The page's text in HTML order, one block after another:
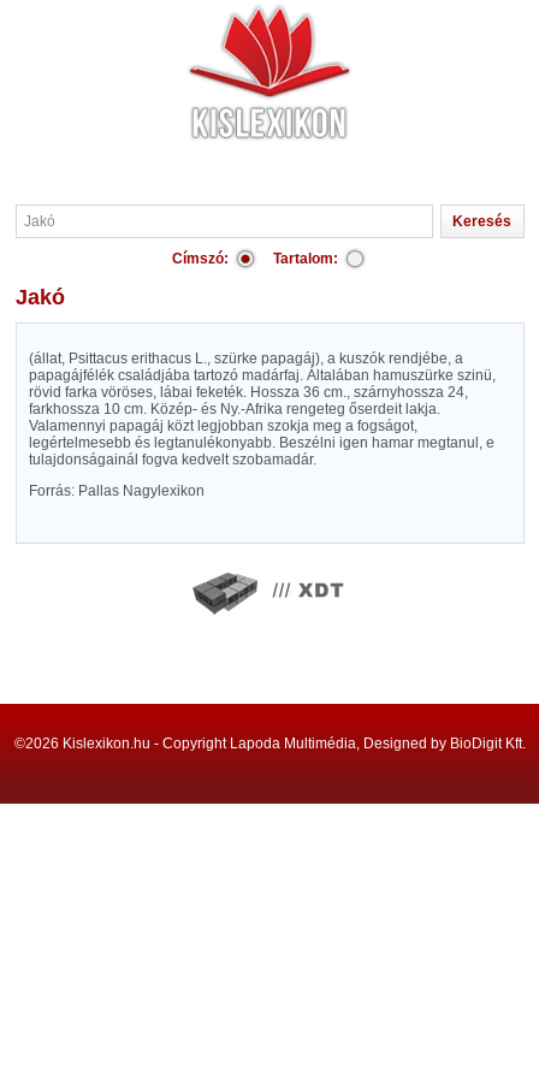
Címszó: Tartalom:
Jakó
(állat, Psittacus erithacus L., szürke papagáj), a kuszók rendjébe, a
papagájfélék családjába tartozó madárfaj. Általában hamuszürke szinü,
rövid farka vöröses, lábai feketék. Hossza 36 cm., szárnyhossza 24,
farkhossza 10 cm. Közép- és Ny.-Afrika rengeteg őserdeit lakja.
Valamennyi papagáj közt legjobban szokja meg a fogságot,
legértelmesebb és legtanulékonyabb. Beszélni igen hamar megtanul, e
tulajdonságainál fogva kedvelt szobamadár.
Forrás: Pallas Nagylexikon
©2026 Kislexikon.hu - Copyright Lapoda Multimédia, Designed by BioDigit Kft.